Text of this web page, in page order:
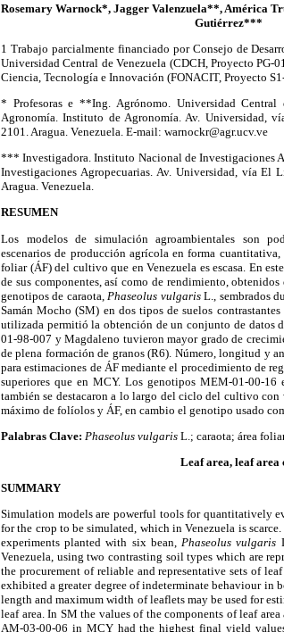
Rosemary Warnock*, Jagger Valenzuela**, América
Gutiérrez***
1 Trabajo parcialmente financiado por Consejo de
Universidad Central de Venezuela (CDCH, Proyecto PG-
Ciencia, Tecnología e Innovación (FONACIT, Proyecto
* Profesoras e **Ing. Agrónomo. Universidad Central
Agronomía. Instituto de Agronomía. Av. Universidad,
2101. Aragua. Venezuela. E-mail: warnockr@agr.ucv.ve
*** Investigadora. Instituto Nacional de Investigaciones
Investigaciones Agropecuarias. Av. Universidad, vía El
Aragua. Venezuela.
RESUMEN
Los modelos de simulación agroambientales son
escenarios de producción agrícola en forma
foliar (ÁF) del cultivo que en Venezuela es escasa. En
de sus componentes, así como de rendimiento,
genotipos de caraota, Phaseolus vulgarisL., sembrados
Samán Mocho (SM) en dos tipos de suelos
utilizada permitió la obtención de un conjunto de datos
01-98-007 y Magdaleno tuvieron mayor grado de
de plena formación de granos (R6). Número, longitud y
para estimaciones de ÁF mediante el procedimiento de
superiores que en MCY. Los genotipos MEM-01-00-
también se destacaron a lo largo del ciclo del cultivo
máximo de folíolos y ÁF, en cambio el genotipo usado
Palabras Clave: Phaseolus vulgaris L.; caraota; área
Leaf area, leaf area
SUMMARY
Simulation models are powerful tools for quantitatively
for the crop to be simulated, which in Venezuela is
experiments planted with six bean,Phaseolus vulgaris
Venezuela, using two contrasting soil types which are
the procurement of reliable and representative sets of
exhibited a greater degree of indeterminate behaviour in
length and maximum width of leaflets may be used for
leaf area. In SM the values of the components of leaf
AM-03-00-06 in MCY had the highest final yield